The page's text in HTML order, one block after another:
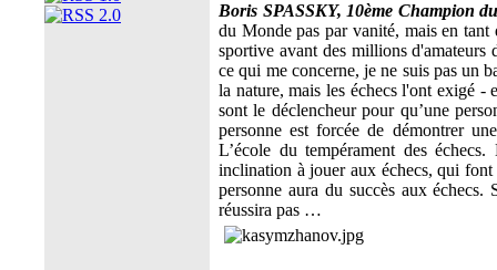
Boris SPASSKY, 10ème Champion
du Monde pas par vanité, mais en
sportive avant des millions
ce qui me concerne, je ne suis pas un
la nature, mais les échecs l'ont exigé -
sont le déclencheur pour qu’une
personne est forcée de démontrer
L’école du tempérament des
inclination à jouer aux échecs, qui
personne aura du succès aux
réussira pas …